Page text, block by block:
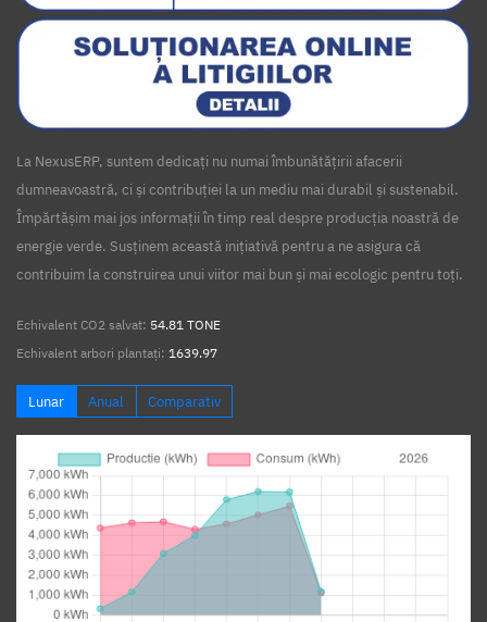
La NexusERP, suntem dedicați nu numai îmbunătățirii afacerii
dumneavoastră, ci și contribuției la un mediu mai durabil și sustenabil.
Împărtășim mai jos informații în timp real despre producția noastră de
energie verde. Susținem această inițiativă pentru a ne asigura că
contribuim la construirea unui viitor mai bun și mai ecologic pentru toți.
Echivalent CO2 salvat: 54.81 TONE
Echivalent arbori plantați: 1639.97
Lunar Anual Comparativ